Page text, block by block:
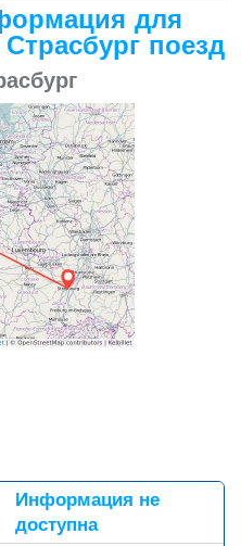
для
поезд
Информация не
доступна